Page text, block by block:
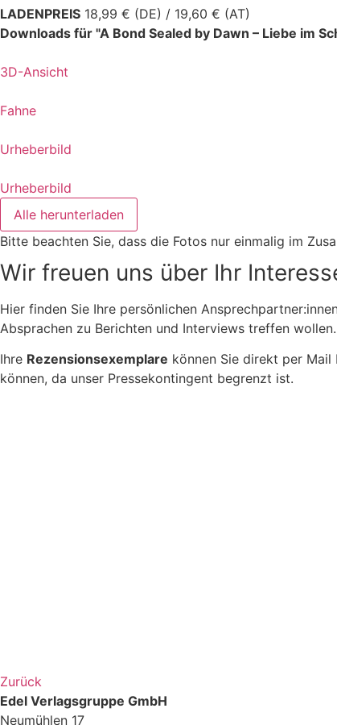
LADENPREIS 18,99 € (DE) / 19,60 € (AT)
Downloads für "A Bond Sealed by Dawn – Liebe im
3D-Ansicht
Fahne
Urheberbild
Urheberbild
Alle herunterladen
Bitte beachten Sie, dass die Fotos nur einmalig im
Wir freuen uns über Ihr
Hier finden Sie Ihre persönlichen
Absprachen zu Berichten und Interviews treffen wollen.
Ihre Rezensionsexemplare können Sie direkt per
können, da unser Pressekontingent begrenzt ist.
Zurück
Edel Verlagsgruppe GmbH
Neumühlen 17